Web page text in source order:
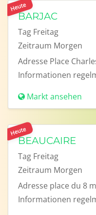
Heute
BARJAC
Tag Freitag
Zeitraum Morgen
Adresse Place
Informationen
Markt ansehen
Heute
BEAUCAIRE
Tag Freitag
Zeitraum Morgen
Adresse place du 8
Informationen